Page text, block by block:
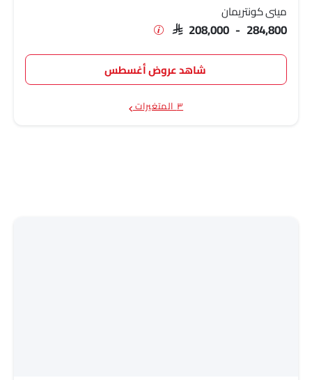
ميني كونتريمان
SAR 208,000 - 284,800
شاهد عروض أغسطس
٣ المتغيرات